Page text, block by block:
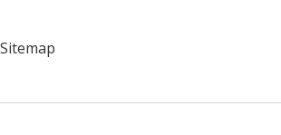
Sitemap